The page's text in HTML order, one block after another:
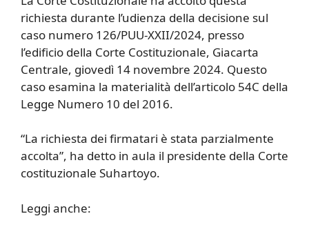
richiesta durante l’udienza della decisione sul
caso numero 126/PUU-XXII/2024, presso
l’edificio della Corte Costituzionale, Giacarta
Centrale, giovedì 14 novembre 2024. Questo
caso esamina la materialità dell’articolo 54C della
Legge Numero 10 del 2016.
“La richiesta dei firmatari è stata parzialmente
accolta”, ha detto in aula il presidente della Corte
costituzionale Suhartoyo.
Leggi anche: